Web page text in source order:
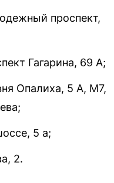
проспект,
Гагарина, 69 А;
Опалиха, 5 А, М7,
5 а;
2.